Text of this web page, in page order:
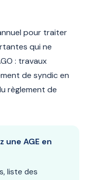
pour traiter
qui ne
: travaux
de syndic en
règlement de
une AGE en
liste des